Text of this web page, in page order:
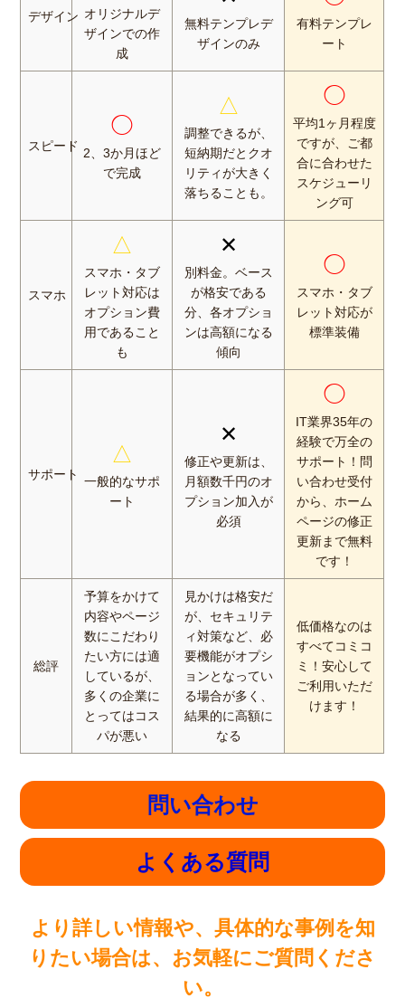
デザイン オリジナルデ
ザインでの作
成
無料テンプレデ
ザインのみ
有料テンプレ
ート
スピード
◯
2、3か月ほど
で完成
△
調整できるが、
短納期だとクオ
リティが大きく
落ちることも。
◯
平均1ヶ月程度
ですが、ご都
合に合わせた
スケジューリ
ング可
スマホ
△
スマホ・タブ
レット対応は
オプション費
用であること
も
✕
別料金。ベース
が格安である
分、各オプショ
ンは高額になる
傾向
◯
スマホ・タブ
レット対応が
標準装備
サポート
△
一般的なサポ
ート
✕
修正や更新は、
月額数千円のオ
プション加入が
必須
◯
IT業界35年の
経験で万全の
サポート！問
い合わせ受付
から、ホーム
ページの修正
更新まで無料
です！
総評
予算をかけて
内容やページ
数にこだわり
たい方には適
しているが、
多くの企業に
とってはコス
パが悪い
見かけは格安だ
が、セキュリテ
ィ対策など、必
要機能がオプシ
ョンとなってい
る場合が多く、
結果的に高額に
なる
低価格なのは
すべてコミコ
ミ！安心して
ご利用いただ
けます！
問い合わせ
よくある質問
より詳しい情報や、具体的な事例を知
りたい場合は、お気軽にご質問くださ
い。